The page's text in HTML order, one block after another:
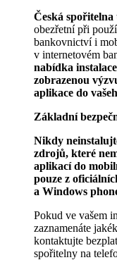
Česká
obezřetní při
bankovnictví i
v internetovém
nabídka
zobrazenou
aplikace do
Základní
Nikdy
zdrojů, které
aplikací do
pouze z
a Windows
Pokud ve vašem
zaznamenáte
kontaktujte
spořitelny na